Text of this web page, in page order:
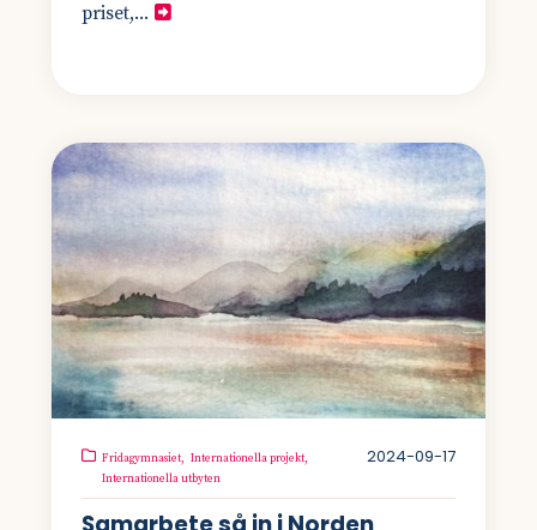
priset,...
Fridagymnasiet, Internationella projekt,
Internationella utbyten
2024-09-17